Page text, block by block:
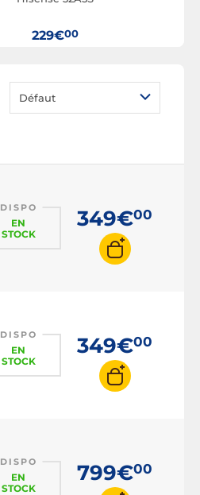
TV 100 Hz
TV OLED
TV QLED
TV Android
TV Ambilight
229€00
Défaut
DISPO
EN
STOCK
349€00
DISPO
EN
STOCK
349€00
DISPO
EN
STOCK
799€00